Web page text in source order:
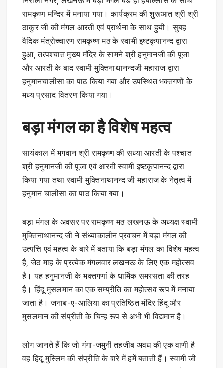
रामकृष्ण मन्दिर में मनाया गया। कार्यक्रम की शुरूआत श्री श्री
ठाकुर जी की मंगल आरती एवं प्रार्थना के साथ हुयी। सुबह
वैदिक मंत्रोच्चारण रामकृष्ण मठ के स्वामी इष्टकृपानन्द द्वारा
हुआ, तत्पश्चात मुख्य मंदिर के सामने श्री हनुमानजी की पूजा
और आरती के बाद स्वामी मुक्तिनाथानन्दजी महाराज द्वारा
हनुमानचालीसा का पाठ किया गया और उपस्थित भक्तगणों के
मध्य प्रसाद वितरण किया गया।
बड़ा मंगल का है विशेष महत्व
सायंकाल में भगवान श्री रामकृष्ण की सध्या आरती के पश्चात
श्री हनुमानजी की पूजा एवं आरती स्वामी इष्टकृपानन्द द्वारा
किया गया तथा स्वामी मुक्तिनाथानन्द जी महाराज के नेतृत्व में
हनुमान चालीसा का पाठ किया गया।
बड़ा मंगल के अवसर पर रामकृष्ण मठ लखनऊ के अध्यक्ष स्वामी
मुक्तिनाथानन्द जी ने संध्याकालीन प्रवचन में बड़ा मंगल की
उत्पत्ति एवं महत्व के बारे में बताया कि बड़ा मंगल का विशेष महत्व
है, जेठ माह के प्रत्येक मंगलवार लखनऊ के लिए एक महोत्सव
है। यह हनुमानजी के भक्तगणां के धार्मिक समरसता की तरह
है। हिंदू मुसलमान का एक सम्प्रीति का महोत्सव रूप में मनाया
जाता है। जनाब-ए-आलिया का प्रतिष्ठित मंदिर हिंदू और
मुसलमान की संप्रीती के चिन्ह रूप से अभी भी विद्यमान है।
लोग जानते हैं कि जो गंगा-जमुनी तहजीब अवध की एक वाणी है
वह हिंदू मुस्लिम की संप्रीति के बारे में हमें बताती हैं। स्वामी जी